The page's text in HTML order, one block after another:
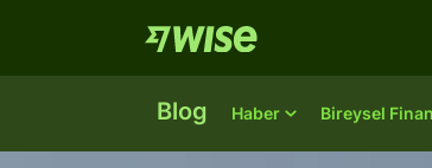
Blog Haber Bireysel